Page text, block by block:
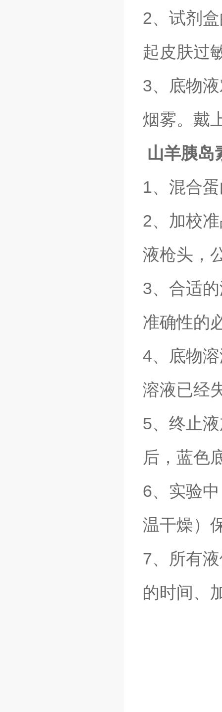
2、试剂
起皮肤过
3、底物
烟雾。戴
山羊胰岛
1、混合
2、加校
液枪头，
3、合适
准确性的
4、底物
溶液已经
5、终止
后，蓝色
6、实验
温干燥）
7、所有
的时间、